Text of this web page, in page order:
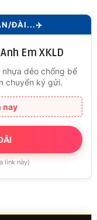
ĐÀI...✈️
Em XKLD
dẻo chống bể
chuyển ký gửi.
nay
link này)